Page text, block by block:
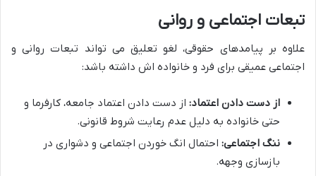
تبعات اجتماعی و روانی
علاوه بر پیامدهای حقوقی، لغو تعلیق می تواند تبعات روانی و
اجتماعی عمیقی برای فرد و خانواده اش داشته باشد:
از دست دادن اعتماد: از دست دادن اعتماد جامعه، کارفرما و
حتی خانواده به دلیل عدم رعایت شروط قانونی.
ننگ اجتماعی: احتمال انگ خوردن اجتماعی و دشواری در
بازسازی وجهه.